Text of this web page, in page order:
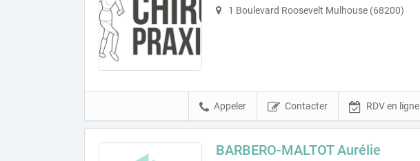
1 Boulevard Roosevelt Mulhouse (68200)
RDV en ligne
Contacter
Appeler
BARBERO-MALTOT Aurélie